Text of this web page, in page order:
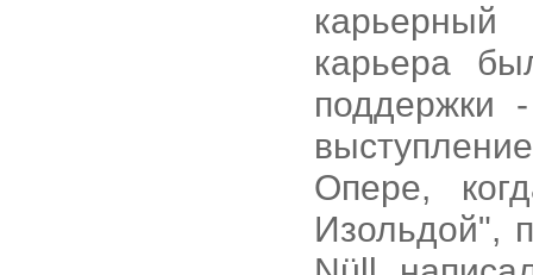
карьера
поддержки
Опере,
Изольдой",